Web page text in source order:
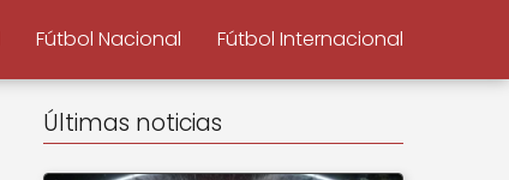
Fútbol Nacional Fútbol Internacional
Últimas noticias